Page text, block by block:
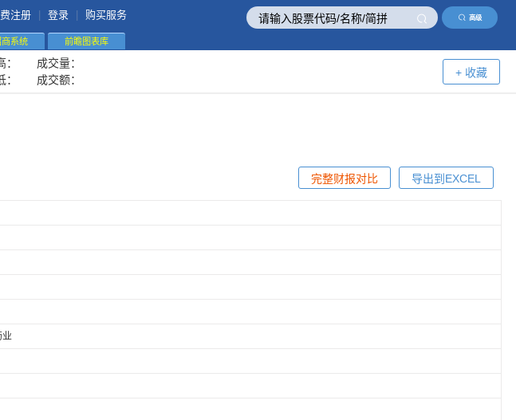
高级
注册 登录 购买服务
系统 前瞻图表库
：
成交量：
： 成交额：
+ 收藏
导出到EXCEL
完整财报对比